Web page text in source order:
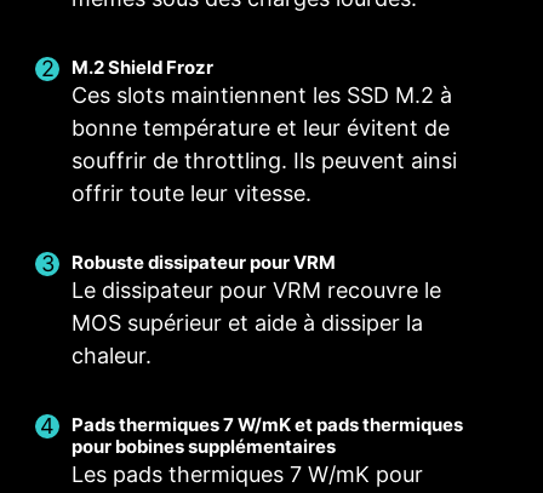
M.2 Shield Frozr
Ces slots maintiennent les SSD M.2 à
bonne température et leur évitent de
souffrir de throttling. Ils peuvent ainsi
offrir toute leur vitesse.
Robuste dissipateur pour VRM
Le dissipateur pour VRM recouvre le
MOS supérieur et aide à dissiper la
chaleur.
Pads thermiques 7 W/mK et pads thermiques
pour bobines supplémentaires
Les pads thermiques 7 W/mK pour
NUMÉRIQUE
L'alimentation totalement
numérique garantit un courant
processeur est ainsi plus
précise, l'idéal pour
l'overclocking.
D'ALIMENTATION
Les connecteurs
d'alimentations, l'un à 8
adéquate pour l'overclocking
d'un processeur multicœur.
BOOST
En plus de prendre en charge
des processeurs multicœurs,
d'utilisation possibles pour
l'overclocking.
Robustesse optimale : les broches
supporter des conditions exigeantes.
Adaptées aux tâches requérant une
charge de courant importante.